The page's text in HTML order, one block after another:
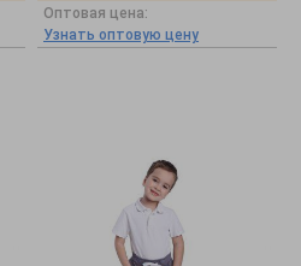
Оптовая цена:
Узнать оптовую цену